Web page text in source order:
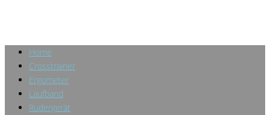
Home
Crosstrainer
Ergometer
Laufband
Rudergerät